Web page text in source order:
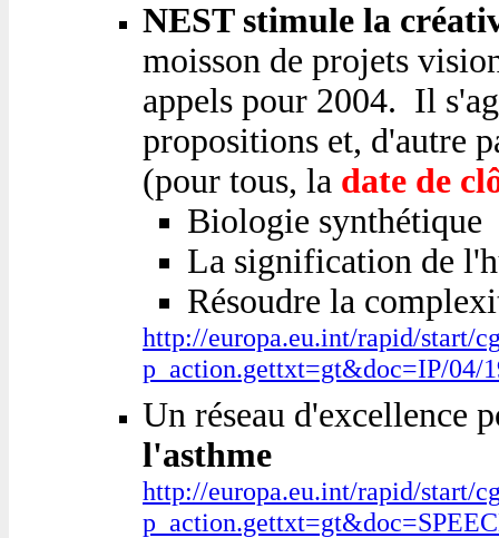
NEST stimule la
moisson de projets
appels pour 2004. Il
propositions et, d'autre
(pour tous, la date de
Biologie synthétique
La signification de
Résoudre la
http://europa.eu.int/rapid/start/
p_action.gettxt=gt&doc=IP/04/
Un réseau d'excellence
l'asthme
http://europa.eu.int/rapid/start/